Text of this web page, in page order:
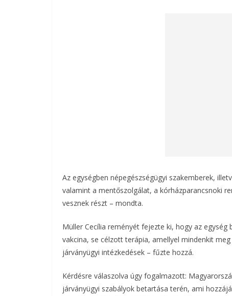
Az egységben népegészségügyi szakemberek,
valamint a mentőszolgálat, a kórházparancsnoki
vesznek részt – mondta.
Müller Cecília reményét fejezte ki, hogy az
vakcina, se célzott terápia, amellyel mindenkit
járványügyi intézkedések – fűzte hozzá.
Kérdésre válaszolva úgy fogalmazott:
járványügyi szabályok betartása terén, ami